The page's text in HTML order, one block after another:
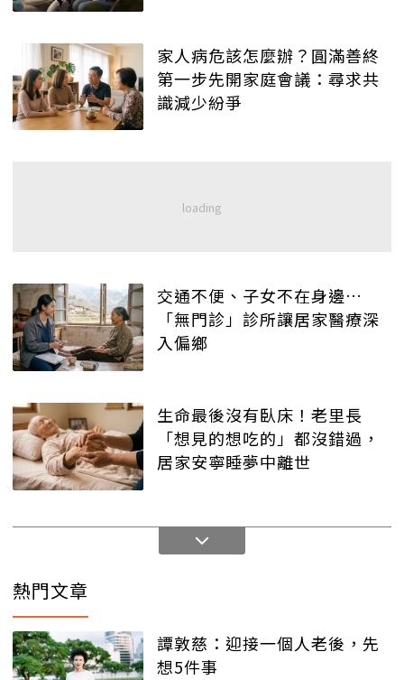
家人病危該怎麼辦？圓滿善終
第一步先開家庭會議：尋求共
識減少紛爭
交通不便、子女不在身邊…
「無門診」診所讓居家醫療深
入偏鄉
生命最後沒有臥床！老里長
「想見的想吃的」都沒錯過，
居家安寧睡夢中離世
熱門文章
譚敦慈：迎接一個人老後，先
想5件事